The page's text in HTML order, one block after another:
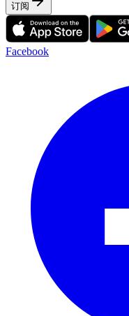
订阅
Facebook